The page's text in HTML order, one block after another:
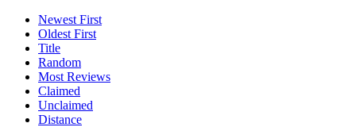
Newest First
Oldest First
Title
Random
Most Reviews
Claimed
Unclaimed
Distance